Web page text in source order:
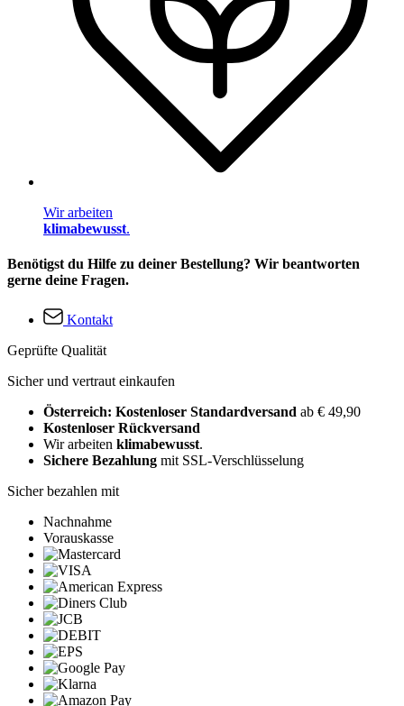
Wir arbeiten
klimabewusst.
Benötigst du Hilfe zu deiner Bestellung? Wir beantworten
gerne deine Fragen.
Kontakt
Geprüfte Qualität
Sicher und vertraut einkaufen
Österreich: Kostenloser Standardversand ab € 49,90
Kostenloser Rückversand
Wir arbeiten klimabewusst.
Sichere Bezahlung mit SSL-Verschlüsselung
Sicher bezahlen mit
Nachnahme
Vorauskasse